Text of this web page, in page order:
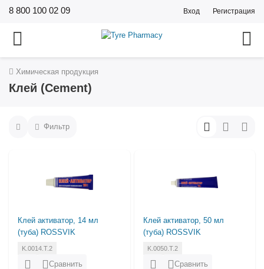
8 800 100 02 09 Вход Регистрация
Химическая продукция
Клей (Cement)
Фильтр
Клей активатор, 14 мл
(туба) ROSSVIK
K.0014.T.2
Сравнить
Клей активатор, 50 мл
(туба) ROSSVIK
K.0050.T.2
Сравнить